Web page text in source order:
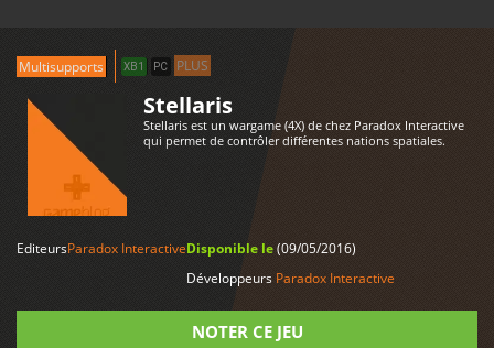
Multisupports XB1 PC PLUS
Stellaris
Stellaris est un wargame (4X) de chez Paradox Interactive
qui permet de contrôler différentes nations spatiales.
EditeursParadox InteractiveDisponible le(09/05/2016)
Développeurs Paradox Interactive
NOTER CE JEU